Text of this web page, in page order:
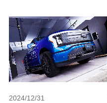
2024/12/31